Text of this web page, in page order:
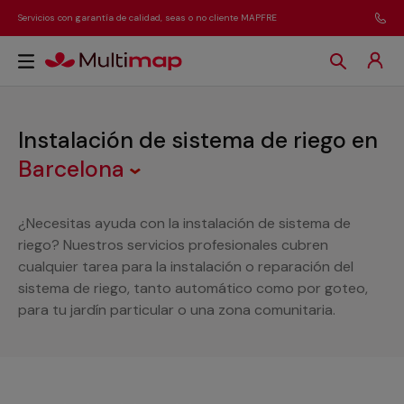
Servicios con garantía de calidad, seas o no cliente MAPFRE
Instalación de sistema de riego en
Barcelona
¿Necesitas ayuda con la instalación de sistema de
riego? Nuestros servicios profesionales cubren
cualquier tarea para la instalación o reparación del
sistema de riego, tanto automático como por goteo,
para tu jardín particular o una zona comunitaria.